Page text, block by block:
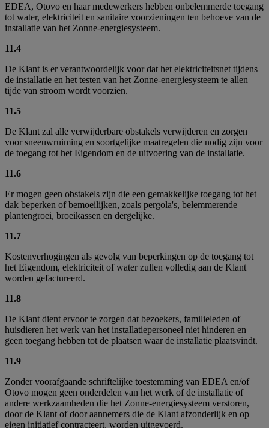
EDEA, Otovo en haar medewerkers hebben onbelemmerde toegang
tot water, elektriciteit en sanitaire voorzieningen ten behoeve van de
installatie van het Zonne-energiesysteem.
11.4
De Klant is er verantwoordelijk voor dat het elektriciteitsnet tijdens
de installatie en het testen van het Zonne-energiesysteem te allen
tijde van stroom wordt voorzien.
11.5
De Klant zal alle verwijderbare obstakels verwijderen en zorgen
voor sneeuwruiming en soortgelijke maatregelen die nodig zijn voor
de toegang tot het Eigendom en de uitvoering van de installatie.
11.6
Er mogen geen obstakels zijn die een gemakkelijke toegang tot het
dak beperken of bemoeilijken, zoals pergola's, belemmerende
plantengroei, broeikassen en dergelijke.
11.7
Kostenverhogingen als gevolg van beperkingen op de toegang tot
het Eigendom, elektriciteit of water zullen volledig aan de Klant
worden gefactureerd.
11.8
De Klant dient ervoor te zorgen dat bezoekers, familieleden of
huisdieren het werk van het installatiepersoneel niet hinderen en
geen toegang hebben tot de plaatsen waar de installatie plaatsvindt.
11.9
Zonder voorafgaande schriftelijke toestemming van EDEA en/of
Otovo mogen geen onderdelen van het werk of de installatie of
andere werkzaamheden die het Zonne-energiesysteem verstoren,
door de Klant of door aannemers die de Klant afzonderlijk en op
eigen initiatief contracteert, worden uitgevoerd.